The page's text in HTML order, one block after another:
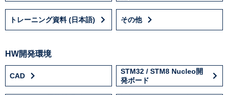
トレーニング資料 (日本語) その他
HW開発環境
CAD
STM32 / STM8 Nucleo開
発ボード